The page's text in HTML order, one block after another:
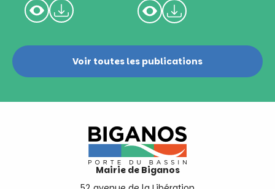
Voir toutes les publications
Mairie de Biganos